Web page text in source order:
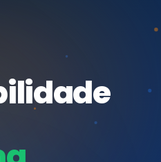
E INTEGRADOS
que